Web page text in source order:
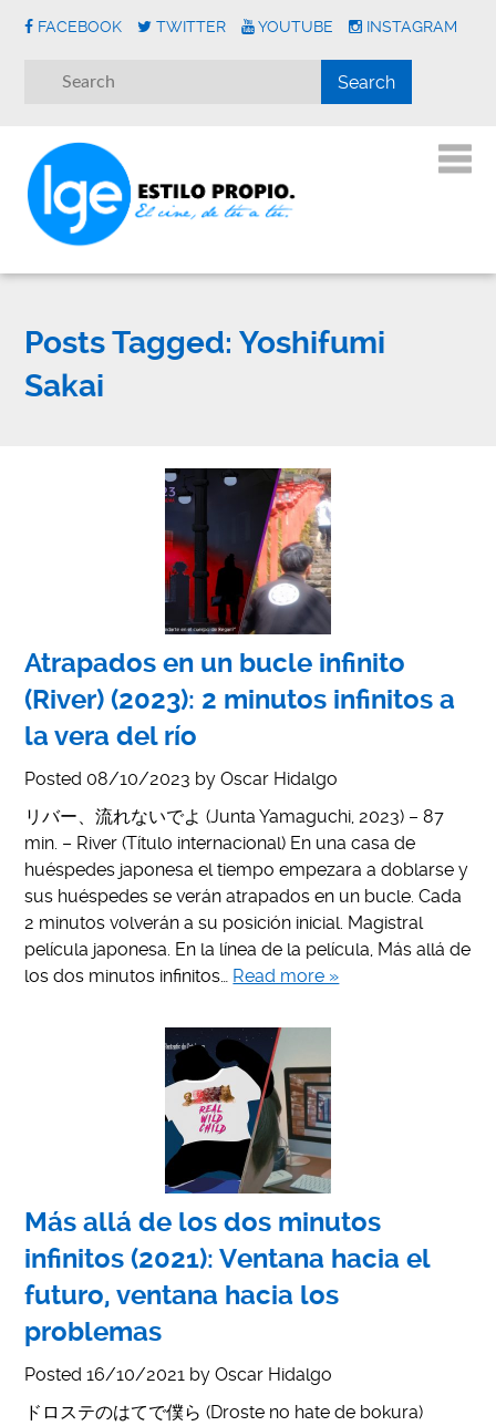
FACEBOOK TWITTER YOUTUBE INSTAGRAM
Posts Tagged: Yoshifumi
Sakai
Atrapados en un bucle infinito
(River) (2023): 2 minutos infinitos a
la vera del río
Posted 08/10/2023 byOscar Hidalgo
リバー、流れないでよ (Junta Yamaguchi, 2023) – 87
min. – River (Título internacional) En una casa de
huéspedes japonesa el tiempo empezara a doblarse y
sus huéspedes se verán atrapados en un bucle. Cada
2 minutos volverán a su posición inicial. Magistral
película japonesa. En la línea de la película, Más allá de
los dos minutos infinitos… Read more »
Más allá de los dos minutos
infinitos (2021): Ventana hacia el
futuro, ventana hacia los
problemas
Posted16/10/2021 byOscar Hidalgo
ドロステのはてで僕ら (Droste no hate de bokura)